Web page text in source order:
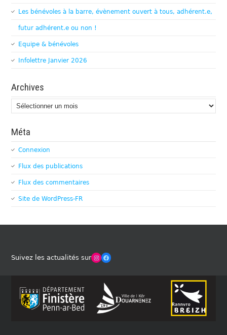
Les bénévoles à la barre, évènement ouvert à tous, adhérent.e,
futur adhérent.e ou non !
Equipe & bénévoles
Infolettre Janvier 2026
Archives
Archives
Méta
Connexion
Flux des publications
Flux des commentaires
Site de WordPress-FR
Suivez les actualités surWinches Club OfficielFacebook